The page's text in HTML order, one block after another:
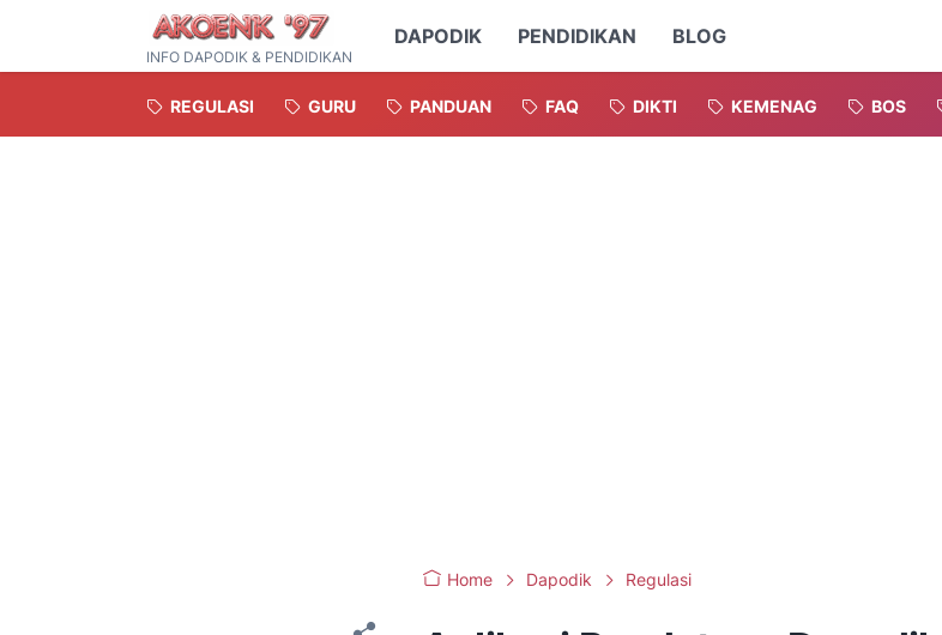
INFO DAPODIK & PENDIDIKAN
DAPODIK PENDIDIKAN BLOG
REGULASI GURU PANDUAN FAQ DIKTI KEMENAG BOS
Home Dapodik Regulasi